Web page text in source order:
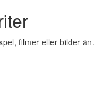
filmer eller bilder än.